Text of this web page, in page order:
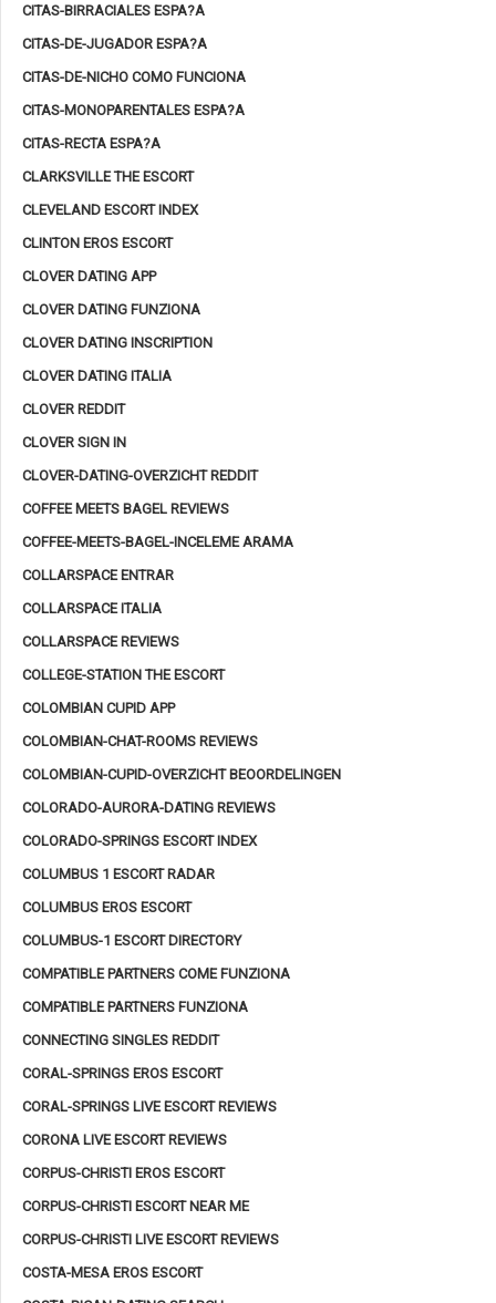
CITAS-BIRRACIALES ESPA?A
CITAS-DE-JUGADOR ESPA?A
CITAS-DE-NICHO COMO FUNCIONA
CITAS-MONOPARENTALES ESPA?A
CITAS-RECTA ESPA?A
CLARKSVILLE THE ESCORT
CLEVELAND ESCORT INDEX
CLINTON EROS ESCORT
CLOVER DATING APP
CLOVER DATING FUNZIONA
CLOVER DATING INSCRIPTION
CLOVER DATING ITALIA
CLOVER REDDIT
CLOVER SIGN IN
CLOVER-DATING-OVERZICHT REDDIT
COFFEE MEETS BAGEL REVIEWS
COFFEE-MEETS-BAGEL-INCELEME ARAMA
COLLARSPACE ENTRAR
COLLARSPACE ITALIA
COLLARSPACE REVIEWS
COLLEGE-STATION THE ESCORT
COLOMBIAN CUPID APP
COLOMBIAN-CHAT-ROOMS REVIEWS
COLOMBIAN-CUPID-OVERZICHT BEOORDELINGEN
COLORADO-AURORA-DATING REVIEWS
COLORADO-SPRINGS ESCORT INDEX
COLUMBUS 1 ESCORT RADAR
COLUMBUS EROS ESCORT
COLUMBUS-1 ESCORT DIRECTORY
COMPATIBLE PARTNERS COME FUNZIONA
COMPATIBLE PARTNERS FUNZIONA
CONNECTING SINGLES REDDIT
CORAL-SPRINGS EROS ESCORT
CORAL-SPRINGS LIVE ESCORT REVIEWS
CORONA LIVE ESCORT REVIEWS
CORPUS-CHRISTI EROS ESCORT
CORPUS-CHRISTI ESCORT NEAR ME
CORPUS-CHRISTI LIVE ESCORT REVIEWS
COSTA-MESA EROS ESCORT